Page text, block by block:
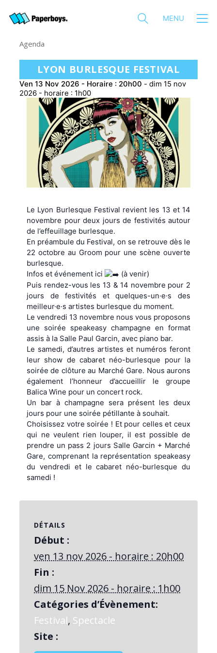
MENU
Agenda
LYON BURLESQUE FESTIVAL
Ven 13 Nov 2026 - Horaire : 20h00 - dim 15 nov
2026 - horaire : 1h00
Le Lyon Burlesque Festival revient les 13 et 14
novembre pour deux jours de festivités autour
de l’effeuillage burlesque.
En préambule du Festival, on se retrouve dès le
22 octobre au Groom pour une scène ouverte
burlesque.
Infos et événement ici
(à venir)
Puis rendez-vous les 13 & 14 novembre pour 2
jours de festivités et quelques-un·e·s des
meilleur·e·s artistes burlesque du moment.
Le vendredi 13 novembre nous vous proposons
une soirée speakeasy champagne en format
assis à la Salle Paul Garcin, avec piano bar.
Le samedi, d’autres artistes et numéros feront
leur show de cabaret néo-burlesque pour la
soirée de clôture au Marché Gare. Nous aurons
également l’honneur d’accueillir le groupe
Balica Wine pour un concert rock.
Un bar à champagne sera présent les deux
jours pour une soirée pétillante à souhait.
Choisissez votre soirée ! Et pour celles et ceux
qui ne veulent rien louper, il est possible de
prendre un pass 2 jours Salle Garcin + Marché
Gare, comprenant la représentation speakeasy
du vendredi et le cabaret néo-burlesque du
samedi !
DÉTAILS
Début :
ven 13 nov 2026 - horaire : 20h00
Fin :
dim 15 Nov 2026 - horaire : 1h00
Catégories d’Évènement:
Festival, Spectacle
Site :